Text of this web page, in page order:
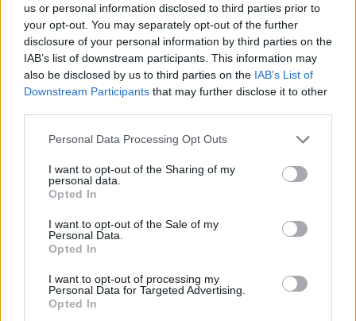
us or personal information disclosed to third parties prior to
your opt-out. You may separately opt-out of the further
disclosure of your personal information by third parties on the
IAB’s list of downstream participants. This information may
also be disclosed by us to third parties on the IAB’s List of
Downstream Participants that may further disclose it to other
Personal Data Processing Opt Outs
I want to opt-out of the Sharing of my
personal data.
Opted In
I want to opt-out of the Sale of my
Personal Data.
Opted In
I want to opt-out of processing my
Personal Data for Targeted Advertising.
Opted In
Το FIAT 500 Hybrid τώρα από
18.990 ευρώ
Ατρόμητος και Novibet
συνεχίζουν μαζί: Ανανέωση της
συνεργασίας τους μέχρι το
2028
FTSE4Good
Alpha Bank: Για πρώτη φορά το Αρχαίο Θέατρο Επιδαύρου άνοιξε τις
ΠΕΡΙΣΣΌΤΕΡΑ ΣΕ ΑΥΤΉ ΤΗΝ ΚΑΤΗΓΟΡΊΑ